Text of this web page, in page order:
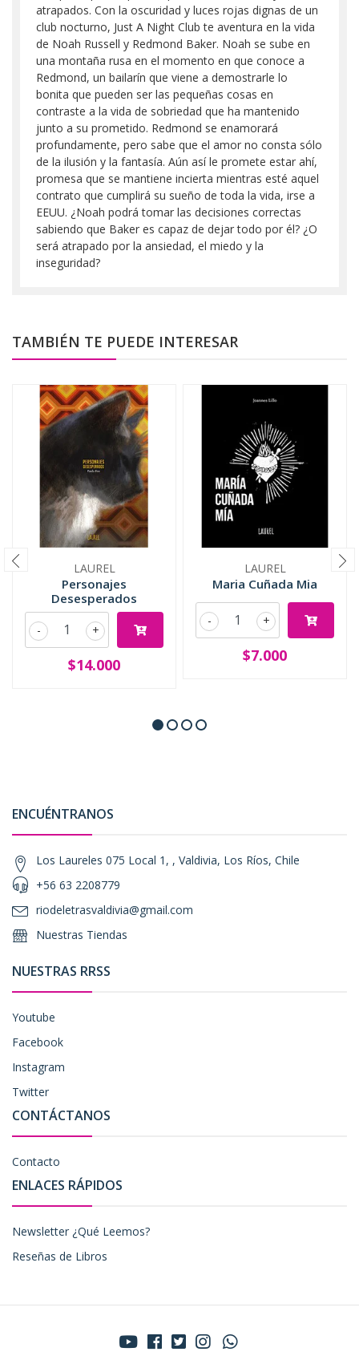
atrapados. Con la oscuridad y luces rojas dignas de un
club nocturno, Just A Night Club te aventura en la vida
de Noah Russell y Redmond Baker. Noah se sube en
una montaña rusa en el momento en que conoce a
Redmond, un bailarín que viene a demostrarle lo
bonita que pueden ser las pequeñas cosas en
contraste a la vida de sobriedad que ha mantenido
junto a su prometido. Redmond se enamorará
profundamente, pero sabe que el amor no consta sólo
de la ilusión y la fantasía. Aún así le promete estar ahí,
promesa que se mantiene incierta mientras esté aquel
contrato que cumplirá su sueño de toda la vida, irse a
EEUU. ¿Noah podrá tomar las decisiones correctas
sabiendo que Baker es capaz de dejar todo por él? ¿O
será atrapado por la ansiedad, el miedo y la
inseguridad?
TAMBIÉN TE PUEDE INTERESAR
LAUREL
Personajes
Desesperados
+
-
$14.000
LAUREL
Maria Cuñada Mia
+
-
$7.000
ENCUÉNTRANOS
Los Laureles 075 Local 1, , Valdivia, Los Ríos, Chile
+56 63 2208779
riodeletrasvaldivia@gmail.com
Nuestras Tiendas
NUESTRAS RRSS
Youtube
Facebook
Instagram
Twitter
CONTÁCTANOS
Contacto
ENLACES RÁPIDOS
Newsletter ¿Qué Leemos?
Reseñas de Libros